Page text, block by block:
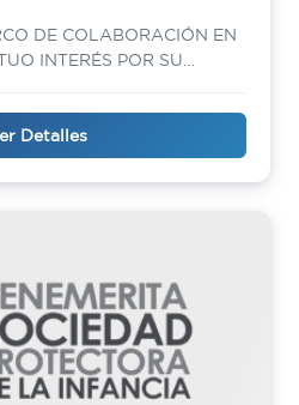
DE COLABORACIÓN EN
INTERÉS POR SU
Detalles